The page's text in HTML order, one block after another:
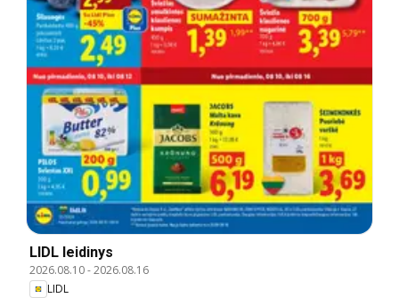
LIDL leidinys
2026.08.10-2026.08.16
LIDL